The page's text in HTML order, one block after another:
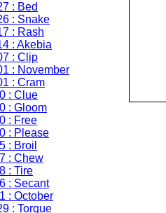
: Bed
: Snake
: Rash
: Akebia
: Clip
: November
: Cram
: Clue
: Gloom
: Free
: Please
: Broil
: Chew
: Tire
: Secant
: October
: Torque